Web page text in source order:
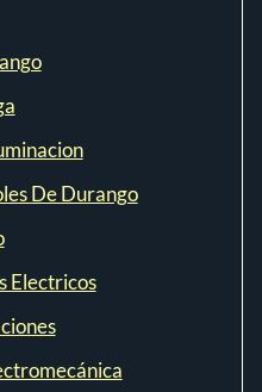
De Durango
Electricos